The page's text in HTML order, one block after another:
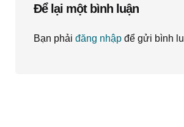
Để lại một bình luận
Bạn phải đăng nhập để gửi bình